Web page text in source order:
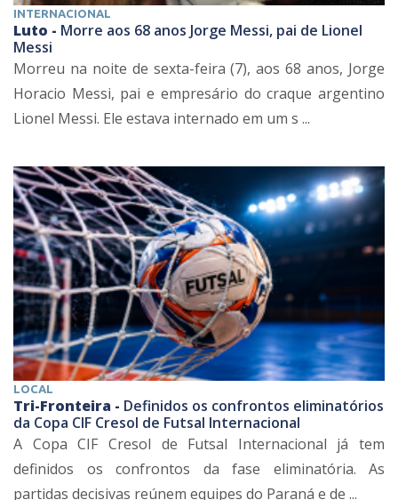
INTERNACIONAL
Luto - Morre aos 68 anos Jorge Messi, pai de Lionel
Messi
Morreu na noite de sexta-feira (7), aos 68 anos, Jorge
Horacio Messi, pai e empresário do craque argentino
Lionel Messi. Ele estava internado em um s ...
LOCAL
Tri-Fronteira - Definidos os confrontos eliminatórios
da Copa CIF Cresol de Futsal Internacional
A Copa CIF Cresol de Futsal Internacional já tem
definidos os confrontos da fase eliminatória. As
partidas decisivas reúnem equipes do Paraná e de ...